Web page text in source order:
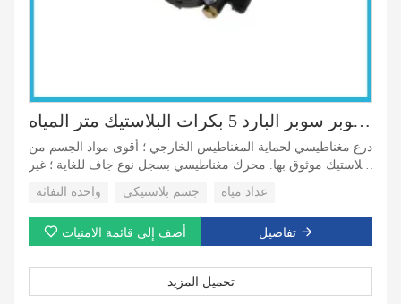
واحد جت سوبر سوبر البارد 5 بكرات البلاستيك متر المياه
درع مغناطيسي لحماية المغناطيس الخارجي ؛ أقوى مواد الجسم من
البلاستيك موثوق بها. محرك مغناطيسي بسجل نوع جاف للغاية ؛ غير
واحدة النفاثة جسم بلاستيكي عداد مياه
أضف إلى قائمة الامنيات تفاصيل
تحميل المزيد